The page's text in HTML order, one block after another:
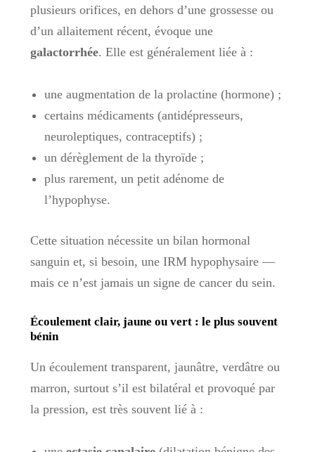
plusieurs orifices, en dehors d’une grossesse ou
d’un allaitement récent, évoque une
galactorrhée. Elle est généralement liée à :
une augmentation de la prolactine (hormone) ;
certains médicaments (antidépresseurs,
neuroleptiques, contraceptifs) ;
un dérèglement de la thyroïde ;
plus rarement, un petit adénome de
l’hypophyse.
Cette situation nécessite un bilan hormonal
sanguin et, si besoin, une IRM hypophysaire —
mais ce n’est jamais un signe de cancer du sein.
Écoulement clair, jaune ou vert : le plus souvent
bénin
Un écoulement transparent, jaunâtre, verdâtre ou
marron, surtout s’il est bilatéral et provoqué par
la pression, est très souvent lié à :